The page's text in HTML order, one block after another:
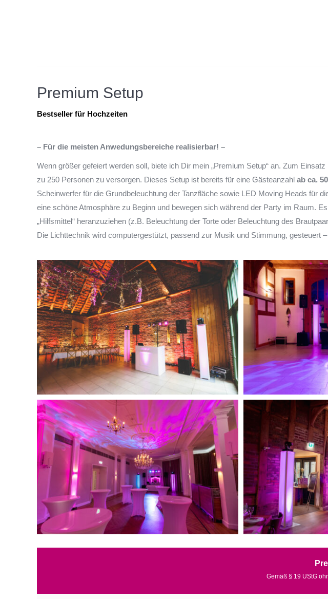
Premium Setup
Bestseller für Hochzeiten
– Für die meisten Anwedungsbereiche realisierbar! –
Wenn größer gefeiert werden soll, biete ich Dir mein „Premium Setup“ an. Zum
zu 250 Personen zu versorgen. Dieses Setup ist bereits für eine Gästeanzahl ab ca.
Scheinwerfer für die Grundbeleuchtung der Tanzfläche sowie LED Moving Heads für
eine schöne Atmosphäre zu Beginn und bewegen sich während der Party im Raum.
„Hilfsmittel“ heranzuziehen (z.B. Beleuchtung der Torte oder Beleuchtung des
Die Lichttechnik wird computergestützt, passend zur Musik und Stimmung, gesteuert
Gemäß § 19 UStG